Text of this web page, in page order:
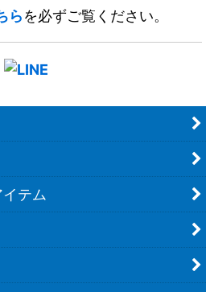
らを必ずご覧ください。
テム